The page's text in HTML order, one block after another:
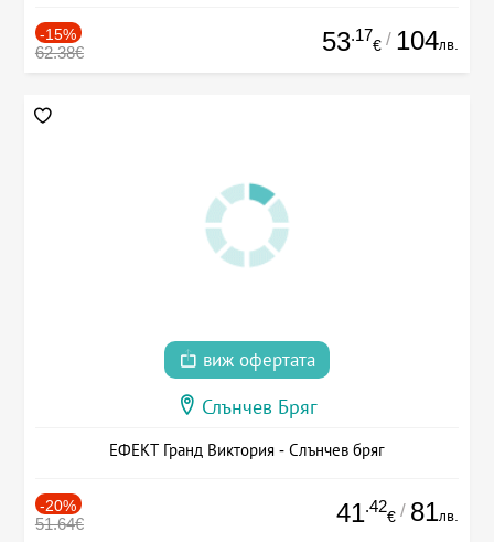
-15%
62.38€ 53.17
€ / 104лв.
виж офертата
Слънчев Бряг
ЕФЕКТ Гранд Виктория - Слънчев бряг
-20%
51.64€ 41.42
€ / 81лв.